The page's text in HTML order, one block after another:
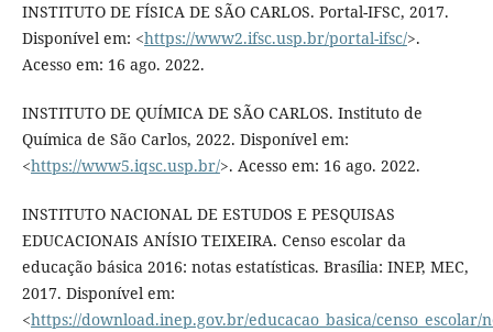
INSTITUTO DE FÍSICA DE SÃO CARLOS. Portal-IFSC, 2017.
Disponível em: <https://www2.ifsc.usp.br/portal-ifsc/>.
Acesso em: 16 ago. 2022.
INSTITUTO DE QUÍMICA DE SÃO CARLOS. Instituto de
Química de São Carlos, 2022. Disponível em:
<https://www5.iqsc.usp.br/>. Acesso em: 16 ago. 2022.
INSTITUTO NACIONAL DE ESTUDOS E PESQUISAS
EDUCACIONAIS ANÍSIO TEIXEIRA. Censo escolar da
educação básica 2016: notas estatísticas. Brasília: INEP, MEC,
2017. Disponível em:
<https://download.inep.gov.br/educacao_basica/censo_escolar/